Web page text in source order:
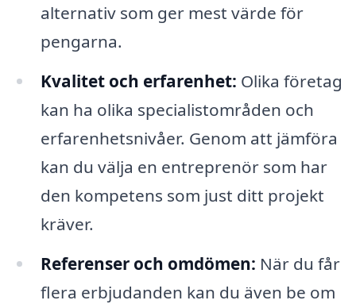
alternativ som ger mest värde för
pengarna.
Kvalitet och erfarenhet: Olika företag
kan ha olika specialistområden och
erfarenhetsnivåer. Genom att jämföra
kan du välja en entreprenör som har
den kompetens som just ditt projekt
kräver.
Referenser och omdömen: När du får
flera erbjudanden kan du även be om